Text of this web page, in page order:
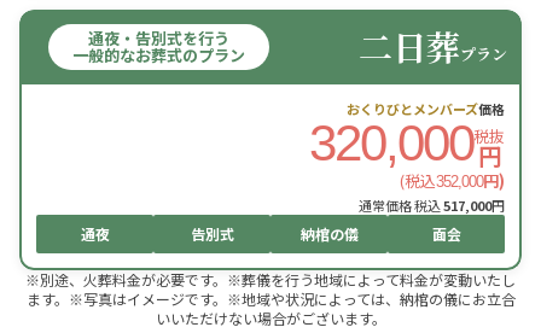
通夜・告別式を行う
一般的なお葬式のプラン 二日葬プラン
おくりびとメンバーズ価格
320,000税抜
円
(税込352,000円)
通常価格 税込517,000円
通夜 告別式 納棺の儀 面会
※別途、火葬料金が必要です。※葬儀を行う地域によって料金が変動いたし
ます。※写真はイメージです。※地域や状況によっては、納棺の儀にお立合
いいただけない場合がございます。